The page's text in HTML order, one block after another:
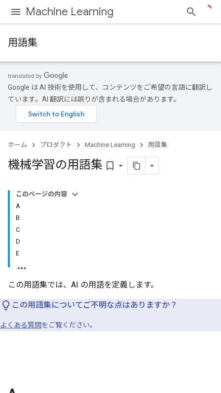
Machine Learning
用語集
Google は AI 技術を使用して、コンテンツをご希望の言語に翻訳し
ています。AI 翻訳には誤りが含まれる場合があります。
ホーム プロダクト Machine Learning 用語集
機械学習の用語集 bookmark_border
このページの内容
A
B
C
D
E
この用語集では、AI の用語を定義します。
この用語集についてご不明な点はありますか？
よくある質問をご覧ください。